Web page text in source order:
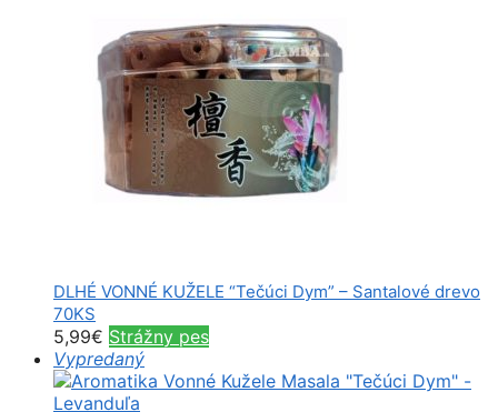
DLHÉ VONNÉ KUŽELE “Tečúci Dym” – Santalové drevo
70KS
5,99€ Strážny pes
Vypredaný